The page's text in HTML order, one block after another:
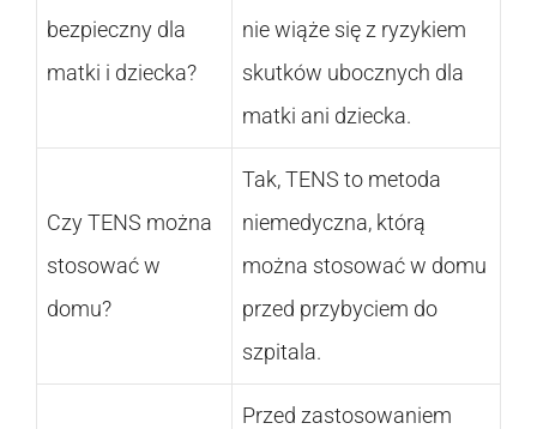
bezpieczny dla
matki i dziecka?
nie wiąże się z ryzykiem
skutków ubocznych dla
matki ani dziecka.
Czy TENS można
stosować w
domu?
Tak, TENS to metoda
niemedyczna, którą
można stosować w domu
przed przybyciem do
szpitala.
Przed zastosowaniem